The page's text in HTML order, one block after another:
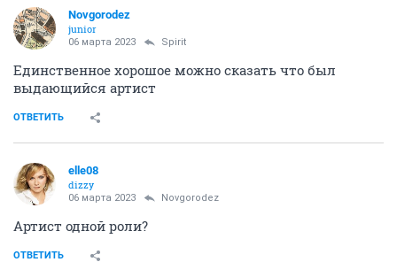
Novgorodez
junior
06 марта 2023 Spirit
Единственное хорошое можно сказать что был
выдающийся артист
ОТВЕТИТЬ
elle08
dizzy
06 марта 2023 Novgorodez
Артист одной роли?
ОТВЕТИТЬ